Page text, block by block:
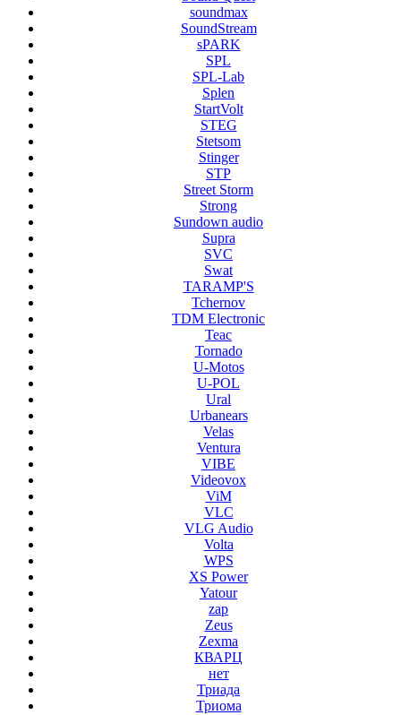
soundmax
SoundStream
sPARK
SPL
SPL-Lab
Splen
StartVolt
STEG
Stetsom
Stinger
STP
Street Storm
Strong
Sundown audio
Supra
SVC
Swat
TARAMP'S
Tchernov
TDM Electronic
Teac
Tornado
U-Motos
U-POL
Ural
Urbanears
Velas
Ventura
VIBE
Videovox
ViM
VLC
VLG Audio
Volta
WPS
XS Power
Yatour
zap
Zeus
Zexma
КВАРЦ
нет
Триада
Триома